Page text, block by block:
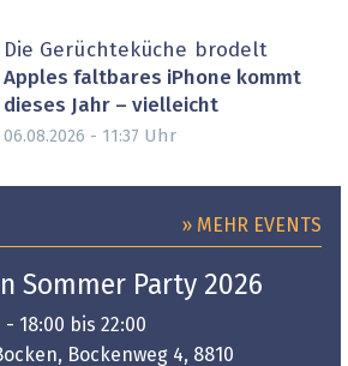
Die Gerüchteküche brodelt
Apples faltbares iPhone kommt
dieses Jahr – vielleicht
06.08.2026 - 11:37 Uhr
» MEHR EVENTS
Sommer Party 2026
- 18:00 bis 22:00
Bockenweg 4, 8810